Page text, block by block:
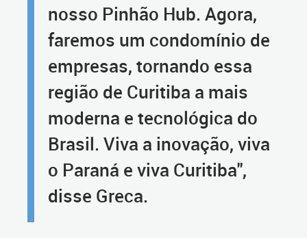
nosso Pinhão Hub. Agora,
faremos um condomínio de
empresas, tornando essa
região de Curitiba a mais
moderna e tecnológica do
Brasil. Viva a inovação, viva
o Paraná e viva Curitiba",
disse Greca.